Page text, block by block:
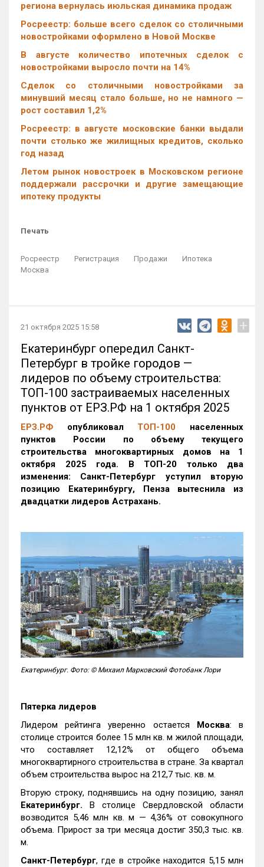
региона вернулась июльская динамика продаж
Росреестр: больше всего сделок со столичными
новостройками оформлено в Новой Москве
В августе количество ипотечных сделок с
новостройками выросло почти на 14%
Cделок со столичными новостройками за
минувший месяц стало больше, но не намного —
рост составил 1,2%
Росреестр: в августе московские банки выдали
почти столько же жилищных кредитов, сколько
год назад
Летом рынок новостроек в Московском регионе
поддержали рассрочки и другие замещающие
ипотеку продукты
Печать
Росреестр Регистрация Продажи
Ипотека
Москва
21 октября 2025 15:58 +
Екатеринбург опередил Санкт-
Петербург в тройке городов —
лидеров по объему строительства:
ТОП-100 застраиваемых населенных
пунктов от ЕРЗ.РФ на 1 октября 2025
ЕРЗ.РФ опубликовал ТОП-100 населенных
пунктов России по объему текущего
строительства многоквартирных домов на 1
октября 2025 года. В ТОП-20 только два
изменения: Санкт-Петербург уступил вторую
позицию Екатеринбургу, Пенза вытеснила из
двадцатки лидеров Астрахань.
Екатеринбург. Фото: © Михаил Марковский Фотобанк Лори
Пятерка лидеров
Лидером рейтинга уверенно остается Москва: в
столице строится более 15 млн кв. м жилой площади,
что составляет 12,12% от общего объема
многоквартирного строительства в стране. За квартал
объем строительства вырос на 212,7 тыс. кв. м.
Вторую строку, поднявшись на одну позицию, занял
Екатеринбург. В столице Свердловской области
возводится 5,46 млн кв. м — 4,36% от совокупного
объема. Прирост за три месяца достиг 350,3 тыс. кв.
м.
Санкт-Петербург, где в стройке находится 5,15 млн